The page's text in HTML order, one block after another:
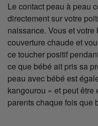
Le contact peau à peau
directement sur votre
naissance. Vous et votre
couverture chaude et
ce toucher positif
ce que bébé ait pris sa
peau avec bébé est
kangourou » et peut être
parents chaque fois que